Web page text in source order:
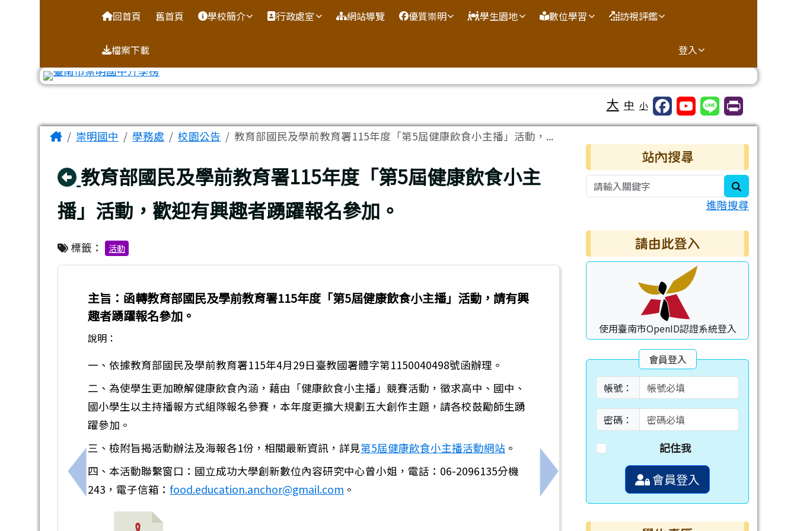
台南市崇明國中全球資訊網
回首頁 舊首頁 學校簡介 行政處室 網站導覽 優質崇明 學生園地 數位學習 訪視評鑑
檔案下載 登入
大 中 小
主內容區域
Home崇明國中 學務處 校園公告 教育部國民及學前教育署115年度「第5屆健康飲食小主播」活動，...
回上頁
教育部國民及學前教育署115年度「第5屆健康飲食小主
播」活動，歡迎有興趣者踴躍報名參加。
標籤： 活動
上一筆：「吉祥物＋口號」簡短有力的菸害防制宣導標語比賽活動訊息,歡迎本校學生踴躍參加
主旨：函轉教育部國民及學前教育署115年度「第5屆健康飲食小主播」活動，請有興
趣者踴躍報名參加。
說明：
一、依據教育部國民及學前教育署115年4月29日臺教國署體字第1150040498號函辦理。
二、為使學生更加瞭解健康飲食內涵，藉由「健康飲食小主播」競賽活動，徵求高中、國中、
國小學生以主持播報方式組隊報名參賽，本年度更擴大規劃五大創作主題，請各校鼓勵師生踴
躍參加。
三、檢附旨揭活動辦法及海報各1份，相關最新資訊，詳見第5屆健康飲食小主播活動網站 。
四、本活動聯繫窗口：國立成功大學創新數位內容研究中心曾小姐，電話：06-2096135分機
243，電子信箱：food.education.anchor@gmail.com 。
下一筆：教育局「學校查獲電子煙之煙油檢驗流程
右邊區域內容
站內搜尋
進階搜尋
請由此登入
使用臺南市OpenID認證系統登入
會員登入
帳號：
密碼：
記住我
會員登入
頁尾區域